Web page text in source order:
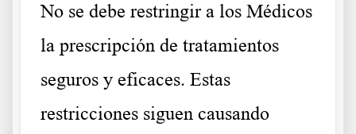
No se debe restringir a los Médicos
la prescripción de tratamientos
seguros y eficaces. Estas
restricciones siguen causando